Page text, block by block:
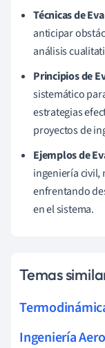
Técnicas de
anticipar
análisis
Principios de
sistemático
estrategias
proyectos de
Ejemplos de
ingeniería civil,
enfrentando
en el sistema.
Temas
Ingeniería